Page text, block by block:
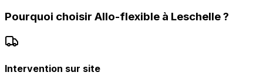
Pourquoi choisir Allo-flexible à Leschelle?
Intervention sur site